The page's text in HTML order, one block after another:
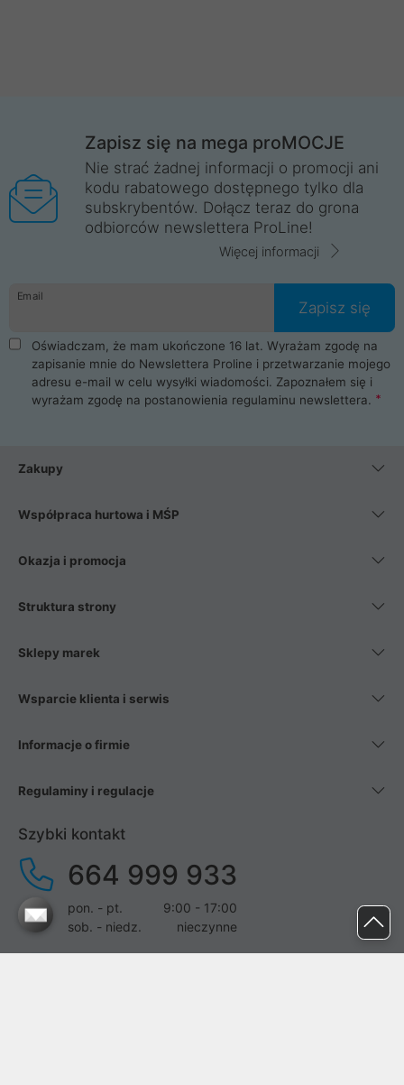
Zapisz się na mega proMOCJE
Nie strać żadnej informacji o promocji ani
kodu rabatowego dostępnego tylko dla
subskrybentów. Dołącz teraz do grona
odbiorców newslettera ProLine!
Więcej informacji
Email
Zapisz się
Oświadczam, że mam ukończone 16 lat. Wyrażam zgodę na
zapisanie mnie do Newslettera Proline i przetwarzanie mojego
adresu e-mail w celu wysyłki wiadomości. Zapoznałem się i
wyrażam zgodę na postanowienia regulaminu newslettera.
Zakupy
Współpraca hurtowa i MŚP
Okazja i promocja
Struktura strony
Sklepy marek
Wsparcie klienta i serwis
Informacje o firmie
Regulaminy i regulacje
Szybki kontakt
664 999 933
pon. - pt.
9:00 - 17:00
sob. - niedz.
nieczynne